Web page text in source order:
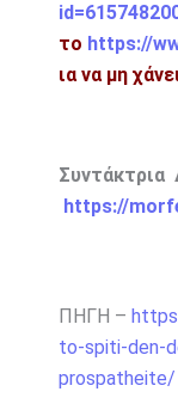
το https://
ια να μη
https://
ΠΗΓΗ –
to-spiti-den-
prospatheite/